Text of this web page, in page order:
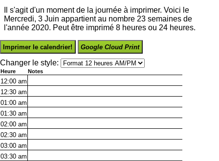
Il s'agit d'un moment de la journée à imprimer. Voici le
Mercredi, 3 Juin appartient au nombre 23 semaines de
l'année 2020. Peut être imprimé 8 heures ou 24 heures.
Imprimer le calendrier! Google Cloud Print
Changer le style:
Heure Notes
12:00 am
12:30 am
01:00 am
01:30 am
02:00 am
02:30 am
03:00 am
03:30 am